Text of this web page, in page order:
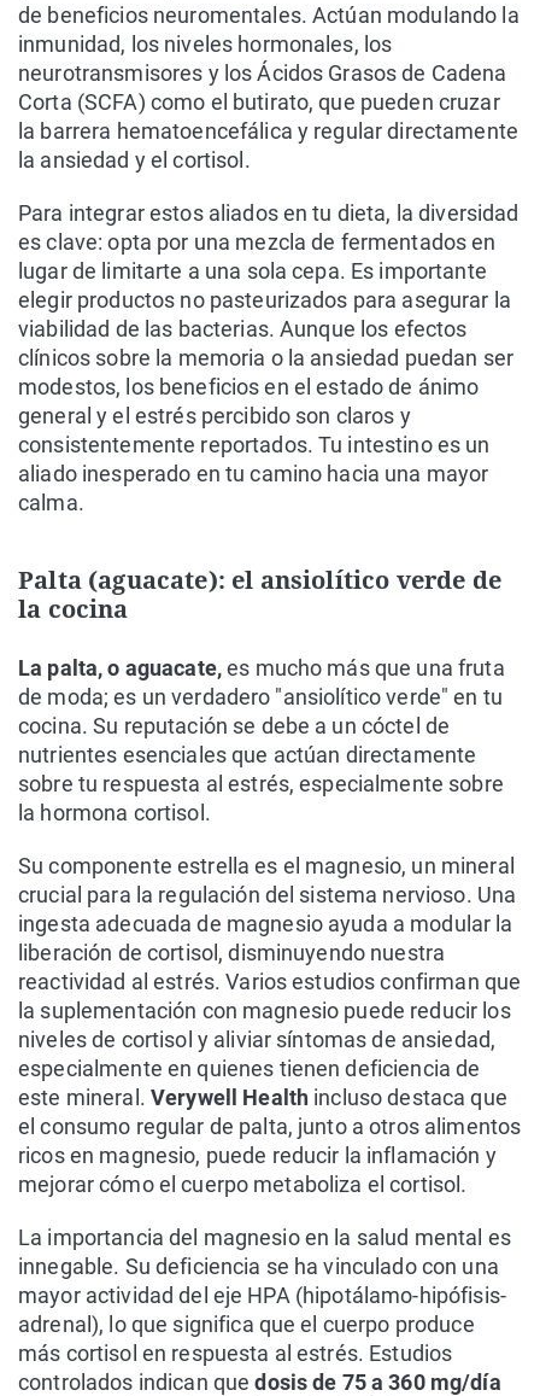
de beneficios neuromentales. Actúan modulando la
inmunidad, los niveles hormonales, los
neurotransmisores y los Ácidos Grasos de Cadena
Corta (SCFA) como el butirato, que pueden cruzar
la barrera hematoencefálica y regular directamente
la ansiedad y el cortisol.
Para integrar estos aliados en tu dieta, la diversidad
es clave: opta por una mezcla de fermentados en
lugar de limitarte a una sola cepa. Es importante
elegir productos no pasteurizados para asegurar la
viabilidad de las bacterias. Aunque los efectos
clínicos sobre la memoria o la ansiedad puedan ser
modestos, los beneficios en el estado de ánimo
general y el estrés percibido son claros y
consistentemente reportados. Tu intestino es un
aliado inesperado en tu camino hacia una mayor
calma.
Palta (aguacate): el ansiolítico verde de
la cocina
La palta, o aguacate,es mucho más que una fruta
de moda; es un verdadero "ansiolítico verde" en tu
cocina. Su reputación se debe a un cóctel de
nutrientes esenciales que actúan directamente
sobre tu respuesta al estrés, especialmente sobre
la hormona cortisol.
Su componente estrella es el magnesio, un mineral
crucial para la regulación del sistema nervioso. Una
ingesta adecuada de magnesio ayuda a modular la
liberación de cortisol, disminuyendo nuestra
reactividad al estrés. Varios estudios confirman que
la suplementación con magnesio puede reducir los
niveles de cortisol y aliviar síntomas de ansiedad,
especialmente en quienes tienen deficiencia de
este mineral. Verywell Health incluso destaca que
el consumo regular de palta, junto a otros alimentos
ricos en magnesio, puede reducir la inflamación y
mejorar cómo el cuerpo metaboliza el cortisol.
La importancia del magnesio en la salud mental es
innegable. Su deficiencia se ha vinculado con una
mayor actividad del eje HPA (hipotálamo-hipófisis-
adrenal), lo que significa que el cuerpo produce
más cortisol en respuesta al estrés. Estudios
controlados indican quedosis de 75 a 360 mg/día